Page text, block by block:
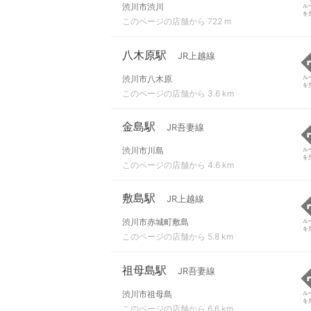
渋川市渋川
このページの店舗から 722 m
ル
を
八木原駅 JR上越線
渋川市八木原
このページの店舗から 3.6 km
ル
を
金島駅 JR吾妻線
渋川市川島
このページの店舗から 4.6 km
ル
を
敷島駅 JR上越線
渋川市赤城町敷島
このページの店舗から 5.8 km
ル
を
祖母島駅 JR吾妻線
渋川市祖母島
このページの店舗から 6.6 km
ル
を